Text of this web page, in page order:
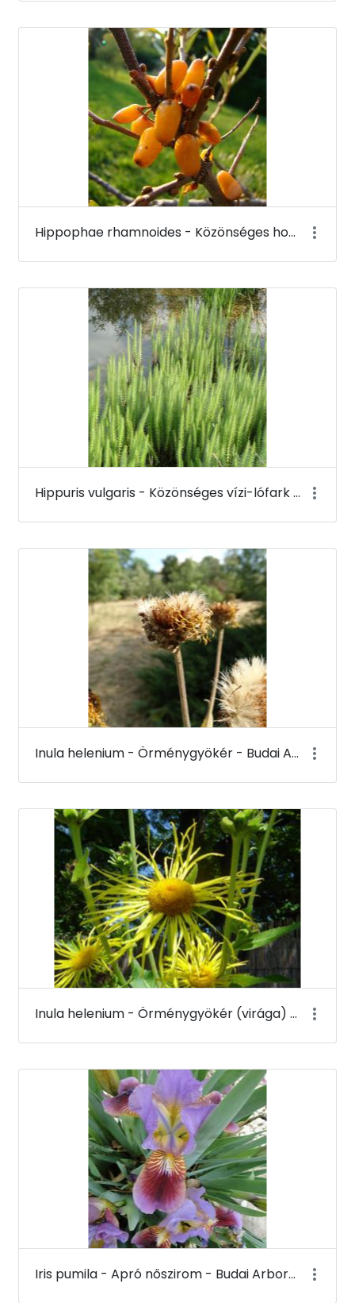
Hippophae rhamnoides - Közönséges homoktövis (termése) - Budai Arborétum
Hippuris vulgaris - Közönséges vízi-lófark - Budai Arborétum
Inula helenium - Örménygyökér - Budai Arborétum
Inula helenium - Örménygyökér (virága) - Budai Arborétum
Iris pumila - Apró nőszirom - Budai Arborétum